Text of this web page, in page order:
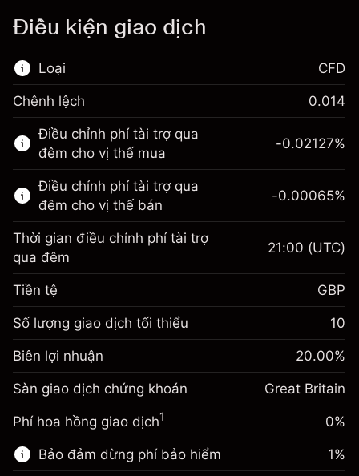
Điều kiện giao dịch
Loại
Thị trường tài chính này chỉ dành cho giao
dịch CFD.
Tìm hiểu thêm về:
CFD
CFD
Chênh lệch 0.014
Điều chỉnh phí tài trợ qua
đêm cho vị thế mua
Biên lợi nhuận. Đầu tư
của bạn
Điều chỉnh phí tài trợ qua
đêm
Phí được tính trên toàn bộ giá
trị vị thế.
-0.021271
%
(-£1.06)
Quy mô giao dịch với đòn bẩy ~
Tiền từ đòn bẩy ~ $
-0.02127%
Điều chỉnh phí tài trợ qua
đêm cho vị thế bán
Biên lợi nhuận. Đầu tư
của bạn
£1,000.00
Điều chỉnh phí tài trợ qua
đêm
Phí được tính trên toàn bộ giá
trị vị thế.
-0.000647
%
Quy mô giao dịch với đòn bẩy ~
-0.00065%
Thời gian điều chỉnh phí tài trợ
qua đêm
21:00 (UTC)
Tiền tệ GBP
Số lượng giao dịch tối thiểu 10
Biên lợi nhuận 20.00%
Sàn giao dịch chứng khoán Great Britain
Phí hoa hồng giao dịch1 0%
Bảo đảm dừng phí bảo hiểm 1%